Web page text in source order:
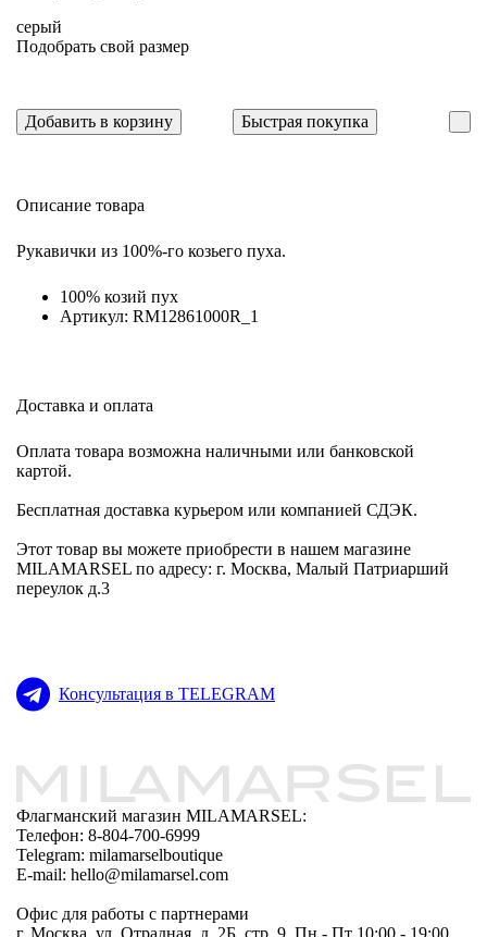
серый
Подобрать свой размер
Добавить в корзину Быстрая покупка
Описание товара
Рукавички из 100%-го козьего пуха.
100% козий пух
Артикул: RM12861000R_1
Доставка и оплата
Оплата товара возможна наличными или банковской
картой.
Бесплатная доставка курьером или компанией СДЭК.
Этот товар вы можете приобрести в нашем магазине
MILAMARSEL по адресу: г. Москва, Малый Патриарший
переулок д.3
Консультация в TELEGRAM
Флагманский магазин MILAMARSEL:
Телефон: 8-804-700-6999
Telegram: milamarselboutique
E-mail: hello@milamarsel.com
Офис для работы с партнерами
г. Москва, ул. Отрадная, д. 2Б, стр. 9, Пн - Пт 10:00 - 19:00